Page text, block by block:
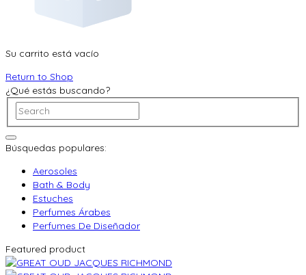
Su carrito está vacío
Return to Shop
¿Qué estás buscando?
Búsquedas populares:
Aerosoles
Bath & Body
Estuches
Perfumes Árabes
Perfumes De Diseñador
Featured product